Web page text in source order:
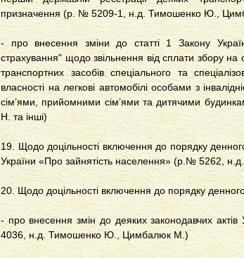
призначення (р. № 5209-1, н.д. Тимошенко Ю.,
- про внесення зміни до статті 1 Закону
страхування" щодо звільнення від сплати збору
транспортних засобів спеціального та
власності на легкові автомобілі особами з
сім’ями, прийомними сім’ями та дитячими
Н. та інші)
19. Щодо доцільності включення до порядку
України «Про зайнятість населення» (р.№ 5262,
20. Щодо доцільності включення до порядку денного
- про внесення змін до деяких законодавчих
4036, н.д. Тимошенко Ю., Цимбалюк М.)